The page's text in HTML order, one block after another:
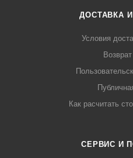
ДОСТАВКА
Условия
Как расчитать
СЕРВИС И